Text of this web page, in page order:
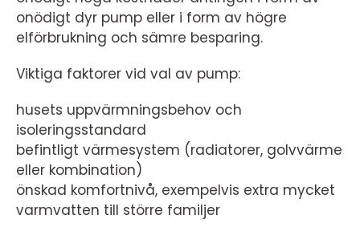
onödigt dyr pump eller i form av högre
elförbrukning och sämre besparing.
Viktiga faktorer vid val av pump:
husets uppvärmningsbehov och
isoleringsstandard
befintligt värmesystem (radiatorer, golvvärme
eller kombination)
önskad komfortnivå, exempelvis extra mycket
varmvatten till större familjer